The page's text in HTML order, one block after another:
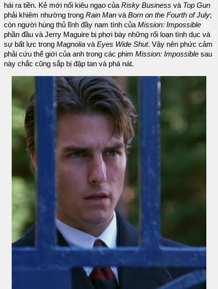
hái ra tiền. Kẻ mới nổi kiêu ngạo của Risky Business và Top Gun
phải khiêm nhường trong Rain Man và Born on the Fourth of July;
còn người hùng thủ lĩnh đầy nam tính của Mission: Impossible
phần đầu và Jerry Maguire bị phơi bày những rối loạn tình dục và
sự bất lực trong Magnolia và Eyes Wide Shut. Vậy nên phức cảm
phải cứu thế giới của anh trong các phim Mission: Impossible sau
này chắc cũng sắp bị đập tan và phá nát.